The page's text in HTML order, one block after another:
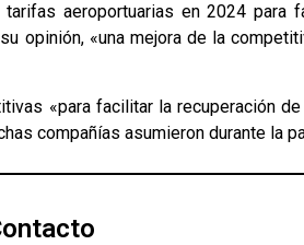
aeroportuarias en 2024 para
opinión, «una mejora de la
«para facilitar la recuperación
compañías asumieron durante la